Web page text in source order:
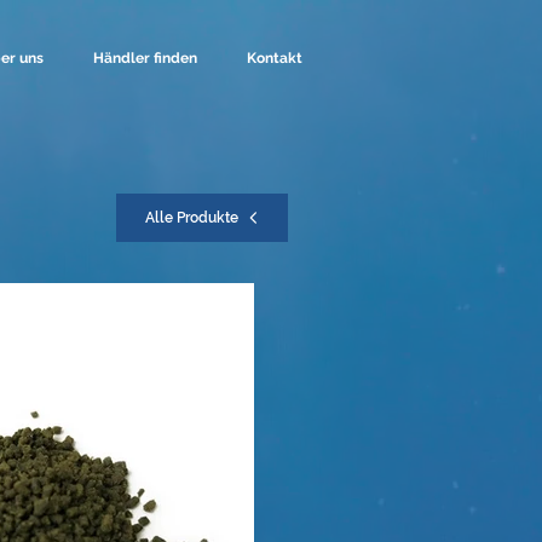
uns Händler finden Kontakt
Alle Produkte